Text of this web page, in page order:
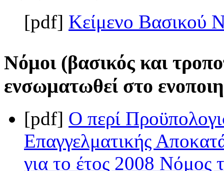
[pdf] Κείμενο Βασικού
Νόμοι (βασικός και
ενσωματωθεί στο
[pdf] Ο περί
Επαγγελματικής
για το έτος 2008